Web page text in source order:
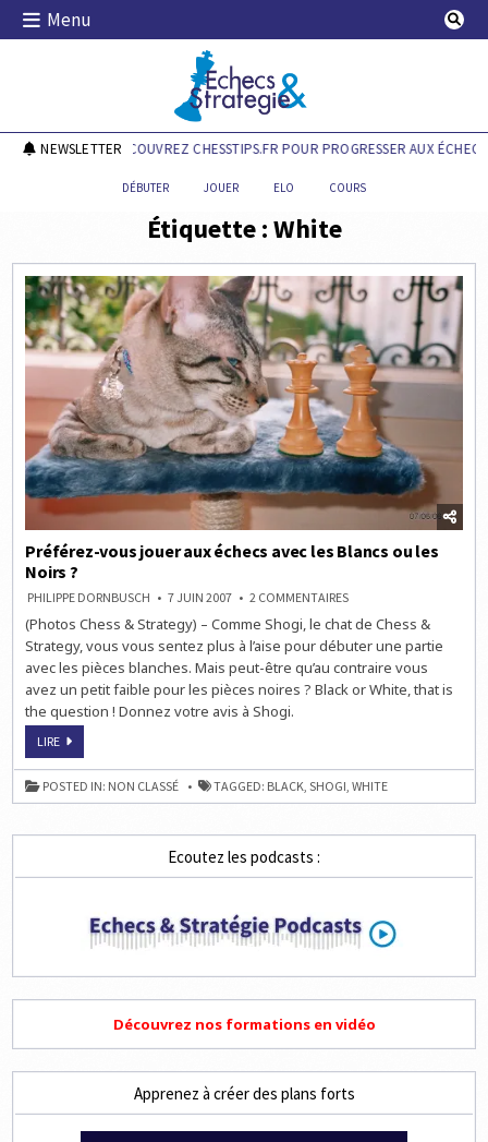
Skip
Menu
Echecs & Stratégie
NEWSLETTERDÉCOUVREZ CHESSTIPS.FR POUR PROGRESSER AUX ÉCHECS
DÉBUTER JOUER ELO COURS
Étiquette :White
Préférez-vous jouer aux échecs avec les Blancs ou les
Noirs ?
PHILIPPE DORNBUSCH 7 JUIN 2007 2 COMMENTAIRESSUR
VOUS
AUX
ÉCHECS
AVEC
LES
(Photos Chess & Strategy) – Comme Shogi, le chat de Chess &
Strategy, vous vous sentez plus à l’aise pour débuter une partie
avec les pièces blanches. Mais peut-être qu’au contraire vous
avez un petit faible pour les pièces noires ? Black or White, that is
the question ! Donnez votre avis à Shogi.
LIREPRÉFÉREZ-
JOUER
AUX
ÉCHECS
AVEC
BLANCS
POSTED IN: NON CLASSÉ TAGGED: BLACK,SHOGI,WHITE
Ecoutez les podcasts :
Découvrez nos formations en vidéo
Apprenez à créer des plans forts